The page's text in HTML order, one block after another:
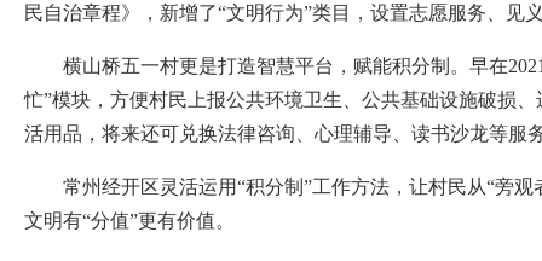
民自治章程》，新增了“文明行为”类目，设置志愿服务、
横山桥五一村更是打造智慧平台，赋能积分制。早在
忙”模块，方便村民上报公共环境卫生、公共基础设施破损
活用品，将来还可兑换法律咨询、心理辅导、读书沙龙等服
常州经开区灵活运用“积分制”工作方法，让村民从“旁
文明有“分值”更有价值。